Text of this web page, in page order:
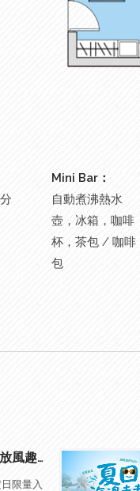
Mini Bar：
自動煮沸熱水
壺，冰箱，咖啡
杯，茶包 / 咖啡
包
2026暑假放風趣 特定日優惠
限量入